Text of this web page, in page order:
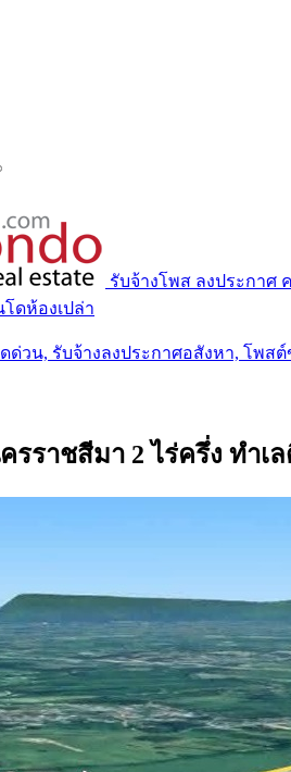
รับจ้างโพส ลงประกาศ
ดห้องเปล่า
วน, รับจ้างลงประกาศอสังหา, โพส
ราชสีมา 2 ไร่ครึ่ง ทำเ